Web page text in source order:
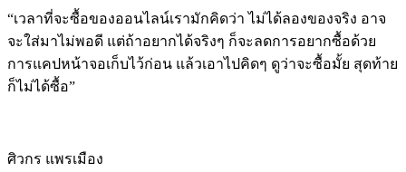
“เวลาที่จะซื้อของออนไลน์เรามักคิดว่า ไม่ได้ลองของจริง อาจ
จะใส่มาไม่พอดี แต่ถ้าอยากได้จริงๆ ก็จะลดการอยากซื้อด้วย
การแคปหน้าจอเก็บไว้ก่อน แล้วเอาไปคิดๆ ดูว่าจะซื้อมั้ย สุดท้าย
ก็ไม่ได้ซื้อ”
ศิวกร แพรเมือง